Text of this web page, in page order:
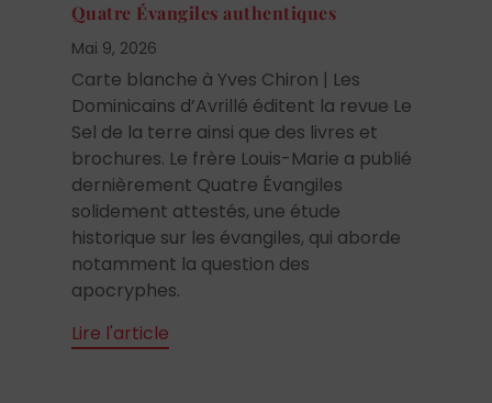
Quatre Évangiles authentiques
Mai 9, 2026
Carte blanche à Yves Chiron | Les
Dominicains d’Avrillé éditent la revue Le
Sel de la terre ainsi que des livres et
brochures. Le frère Louis-Marie a publié
dernièrement Quatre Évangiles
solidement attestés, une étude
historique sur les évangiles, qui aborde
notamment la question des
apocryphes.
Lire l'article